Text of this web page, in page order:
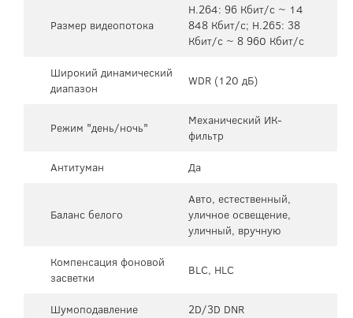
Размер видеопотока
H.264: 96 Кбит/с ~ 14
848 Кбит/с; H.265: 38
Кбит/с ~ 8 960 Кбит/с
Широкий динамический
диапазон
WDR (120 дБ)
Режим "день/ночь"
Механический ИК-
фильтр
Антитуман
Да
Баланс белого
Авто, естественный,
уличное освещение,
уличный, вручную
Компенсация фоновой
засветки
BLC, HLC
Шумоподавление 2D/3D DNR